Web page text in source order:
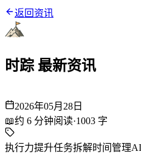
返回资讯
时踪 最新资讯
2026年05月28日
📖约 6 分钟阅读·1003 字
执行力提升任务拆解时间管理